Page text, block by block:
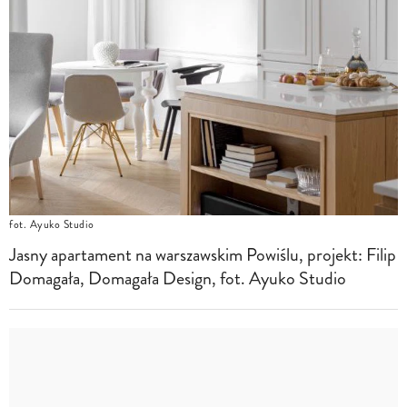
fot. Ayuko Studio
Jasny apartament na warszawskim Powiślu, projekt: Filip
Domagała, Domagała Design, fot. Ayuko Studio